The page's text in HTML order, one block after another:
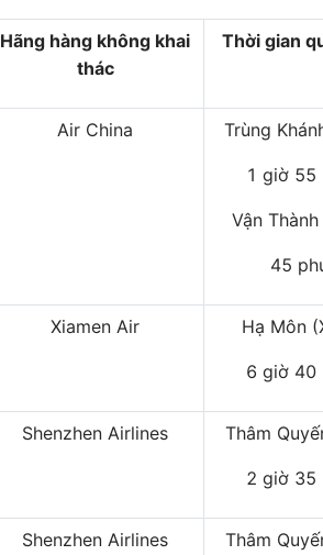
Hãng hàng không khai
thác
Thời gian
Air China Trùng
1 giờ 55
Vận
45
Xiamen Air Hạ Môn
6 giờ 40
Shenzhen Airlines Thâm
2 giờ 35
Shenzhen Airlines Thâm